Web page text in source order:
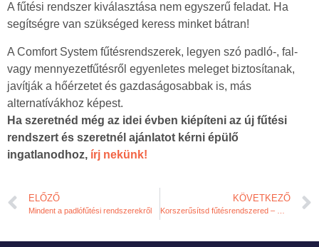
A fűtési rendszer kiválasztása nem egyszerű feladat. Ha
segítségre van szükséged keress minket bátran!
A Comfort System fűtésrendszerek, legyen szó padló-, fal-
vagy mennyezetfűtésről egyenletes meleget biztosítanak,
javítják a hőérzetet és gazdaságosabbak is, más
alternatívákhoz képest.
Ha szeretnéd még az idei évben kiépíteni az új fűtési
rendszert és szeretnél ajánlatot kérni épülő
ingatlanodhoz, írj nekünk!
ELŐZŐ
Mindent a padlófűtési rendszerekről
KÖVETKEZŐ